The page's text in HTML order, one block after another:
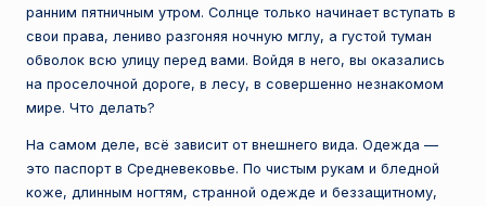
ранним пятничным утром. Солнце только начинает вступать в
свои права, лениво разгоняя ночную мглу, а густой туман
обволок всю улицу перед вами. Войдя в него, вы оказались
на проселочной дороге, в лесу, в совершенно незнакомом
мире. Что делать?
На самом деле, всё зависит от внешнего вида. Одежда —
это паспорт в Средневековье. По чистым рукам и бледной
коже, длинным ногтям, странной одежде и беззащитному,